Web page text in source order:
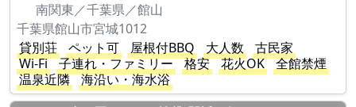
南関東／千葉県／館山
千葉県館山市宮城1012
貸別荘
ペット可 屋根付BBQ 大人数
古民家
Wi-Fi
子連れ・ファミリー 格安 花火OK
全館禁煙
温泉近隣
海沿い・海水浴